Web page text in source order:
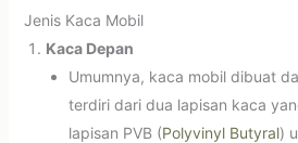
Jenis Kaca Mobil
Kaca Depan
Umumnya, kaca mobil dibuat
terdiri dari dua lapisan kaca
lapisan PVB (Polyvinyl Butyral)